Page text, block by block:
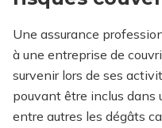
Une assurance
à une entreprise de
survenir lors de ses
pouvant être inclus dans
entre autres les dégâts